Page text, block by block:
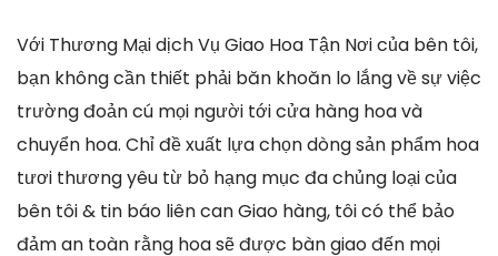
Với Thương Mại dịch Vụ Giao Hoa Tận Nơi của bên tôi,
bạn không cần thiết phải băn khoăn lo lắng về sự việc
trường đoản cú mọi người tới cửa hàng hoa và
chuyển hoa. Chỉ đề xuất lựa chọn dòng sản phẩm hoa
tươi thương yêu từ bỏ hạng mục đa chủng loại của
bên tôi & tin báo liên can Giao hàng, tôi có thể bảo
đảm an toàn rằng hoa sẽ được bàn giao đến mọi